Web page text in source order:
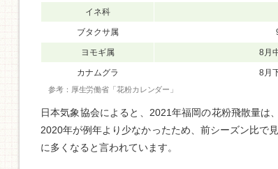
イネ科
ブタクサ属
ヨモギ属 8月
カナムグラ 8月
参考：厚生労働省「花粉カレンダー」
日本気象協会によると、2021年福岡の花粉飛散量は
2020年が例年より少なかったため、前シーズン比で
に多くなると言われています。